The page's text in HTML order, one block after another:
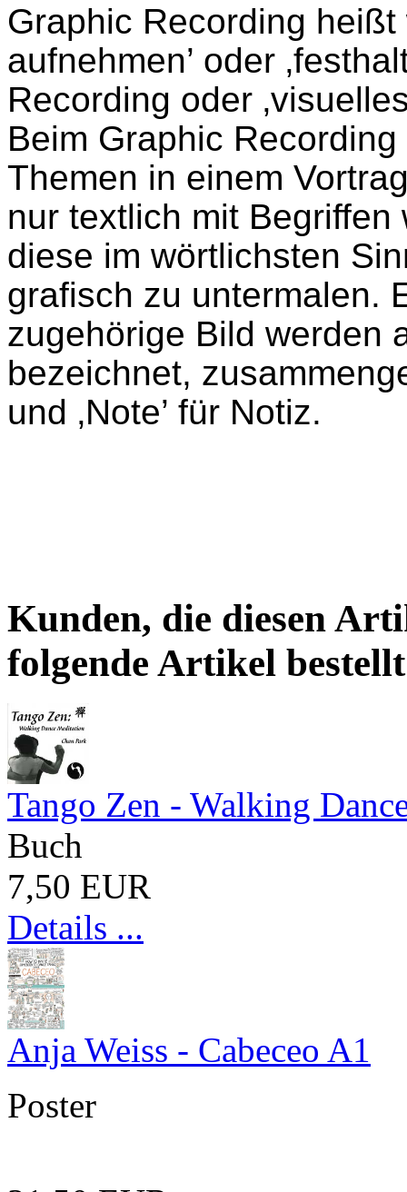
Graphic Recording
aufnehmen’ oder
Recording oder
Beim Graphic
Themen in einem
nur textlich mit
diese im wörtlichsten
grafisch zu untermalen.
zugehörige Bild werden
bezeichnet,
und ‚Note’ für Notiz.
Kunden, die diesen
folgende Artikel
Tango Zen - Walking
Buch
7,50 EUR
Details ...
Anja Weiss - Cabeceo A1
Poster